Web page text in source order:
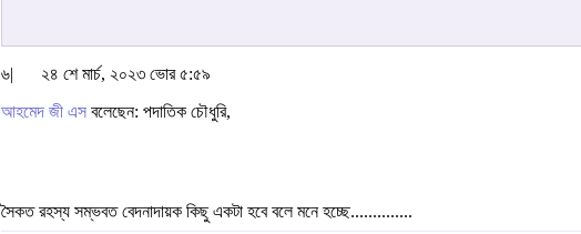
৬| ২৪ শে মার্চ, ২০২৩ ভোর ৫:৫৯
আহমেদ জী এস বলেছেন: পদাতিক চৌধুরি,
সৈকত রহস্য সম্ভবত বেদনাদায়ক কিছু একটা হবে বলে মনে হচ্ছে..............